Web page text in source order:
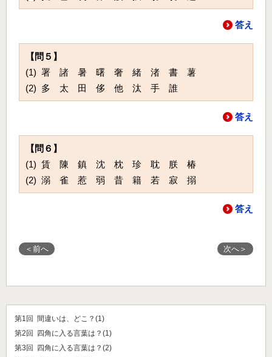
答え
【問５】
(1) 署 諸 暑 曙 奢 緒 渚 書 薯
(2) 多 太 田 侈 他 汰 手 誰
答え
【問６】
(1) 賃 陳 鎮 沈 枕 珍 耽 朕 椿
(2) 溺 雀 惹 弱 昔 籍 若 寂 搦
答え
＜前へ 次へ＞
第1回 間違いは、どこ？(1)
第2回 四角に入る言葉は？(1)
第3回 四角に入る言葉は？(2)